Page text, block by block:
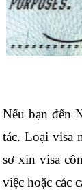
Nếu bạn đến
tác. Loại visa
sơ xin visa
việc hoặc các